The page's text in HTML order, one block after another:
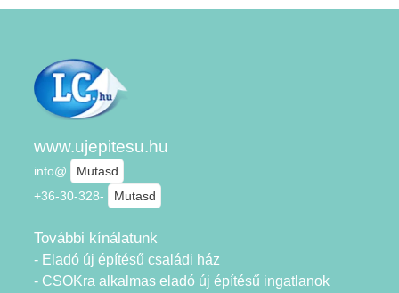
www.ujepitesu.hu
info@
Mutasd
+36-30-328-
Mutasd
További kínálatunk
- Eladó új építésű családi ház
- CSOKra alkalmas eladó új építésű ingatlanok